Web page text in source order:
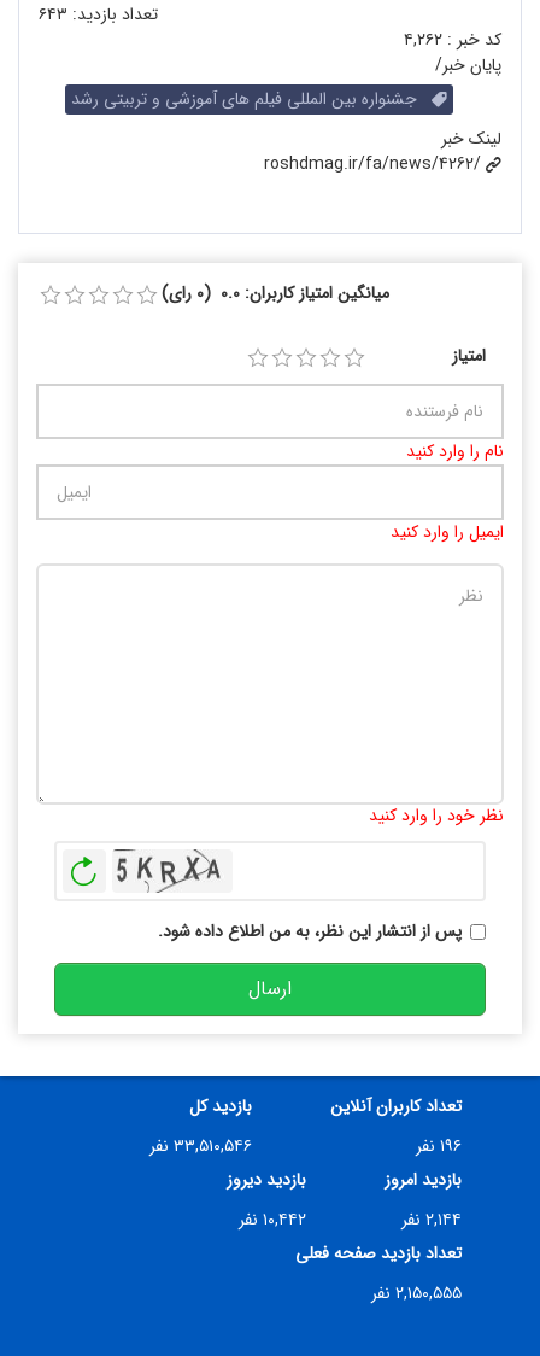
تعداد بازدید: ۶۴۳
کد خبر : ۴,۲۶۲
پایان خبر/
جشنواره بین المللی فیلم های آموزشی و تربیتی رشد
لینک خبر
roshdmag.ir/fa/news/4262/
میانگین امتیاز کاربران: 0.0 (0 رای)
امتیاز
نام را وارد کنید
ایمیل را وارد کنید
نظر خود را وارد کنید
پس از انتشار این نظر، به من اطلاع داده شود.
ارسال
تعداد کاربران آنلاین
۱۹۶ نفر
بازدید کل
۳۳,۵۱۰,۵۴۶ نفر
بازدید امروز
۲,۱۴۴ نفر
بازدید دیروز
۱۰,۴۴۲ نفر
تعداد بازدید صفحه فعلی
۲,۱۵۰,۵۵۵ نفر